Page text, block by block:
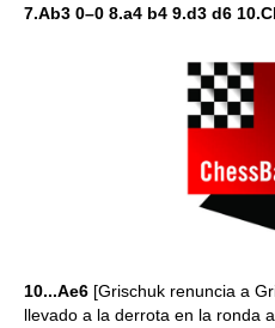
7.Ab3 0–0 8.a4 b4 9.d3 d6
10...Ae6 [Grischuk renuncia a
llevado a la derrota en la ronda